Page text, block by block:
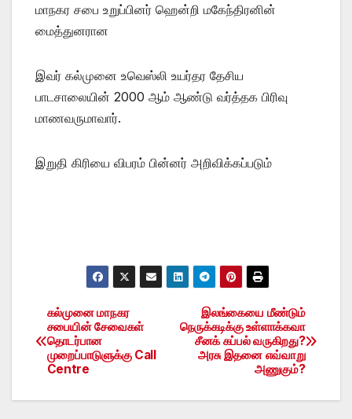
மாநகர சபை உறுப்பினர் ஹென்றி மகேந்திரனின்
மைத்துனரான
இவர் கல்முனை உவெஸ்லி உயர்தர தேசிய
பாடசாலையின் 2000 ஆம் ஆண்டு வர்த்தக பிரிவு
மாணவருமாவார்.
இறுதி கிரியை விபரம் பின்னர் அறிவிக்கப்படும்
Post
navigation
இலங்கையை மீண்டும்
நெருக்கடிக்கு உள்ளாக்கவா
சீனக் கப்பல் வருகிறது?
அரசு இதனை எவ்வாறு
அணுகும்?
கல்முனை மாநகர
சபையின் சேவைகள்
தொடர்பான
முறைப்பாடுளுக்கு Call
Centre